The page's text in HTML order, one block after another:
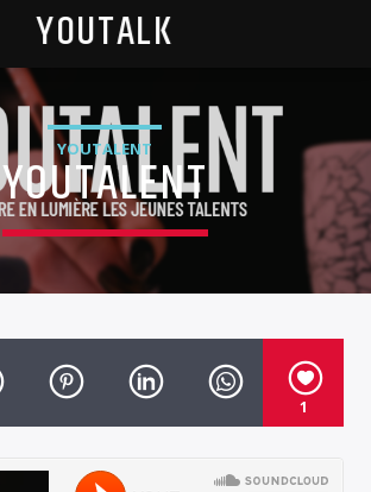
YOUTALK
YOUTALENT
YOUTALENT
1